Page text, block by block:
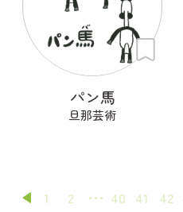
パン馬
旦那芸術
1 2 40 41 42